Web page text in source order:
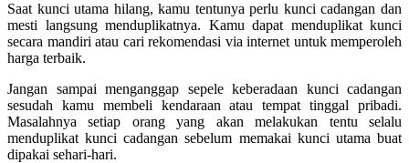
Saat kunci utama hilang, kamu tentunya perlu kunci cadangan dan
mesti langsung menduplikatnya. Kamu dapat menduplikat kunci
secara mandiri atau cari rekomendasi via internet untuk memperoleh
harga terbaik.
Jangan sampai menganggap sepele keberadaan kunci cadangan
sesudah kamu membeli kendaraan atau tempat tinggal pribadi.
Masalahnya setiap orang yang akan melakukan tentu selalu
menduplikat kunci cadangan sebelum memakai kunci utama buat
dipakai sehari-hari.